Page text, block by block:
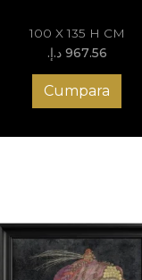
100 X 135 H CM
967.56 د.إ.‏
Cumpara